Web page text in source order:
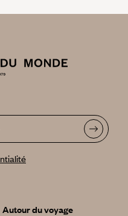
Autour du voyage